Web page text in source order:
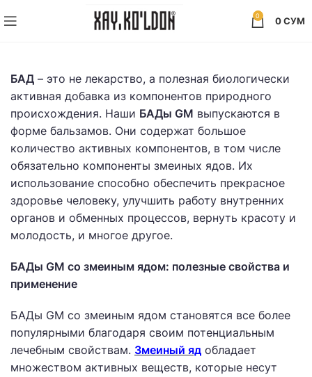
0 0СУМ
БАД – это не лекарство, а полезная биологически
активная добавка из компонентов природного
происхождения. Наши БАДы GM выпускаются в
форме бальзамов. Они содержат большое
количество активных компонентов, в том числе
обязательно компоненты змеиных ядов. Их
использование способно обеспечить прекрасное
здоровье человеку, улучшить работу внутренних
органов и обменных процессов, вернуть красоту и
молодость, и многое другое.
БАДы GM со змеиным ядом: полезные свойства и
применение
БАДы GM со змеиным ядом становятся все более
популярными благодаря своим потенциальным
лечебным свойствам. Змеиный яд обладает
множеством активных веществ, которые несут